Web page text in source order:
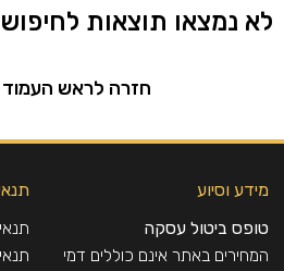
לא נמצאו תוצאות
חזרה לראש העמוד
מידע וסיוע
טופס ביטול עסקה
המחירים באתר אינם כוללים דמי